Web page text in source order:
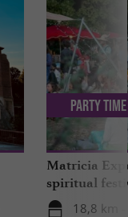
Matricia
spiritual
Ariège forest
18,8 km
Party Time